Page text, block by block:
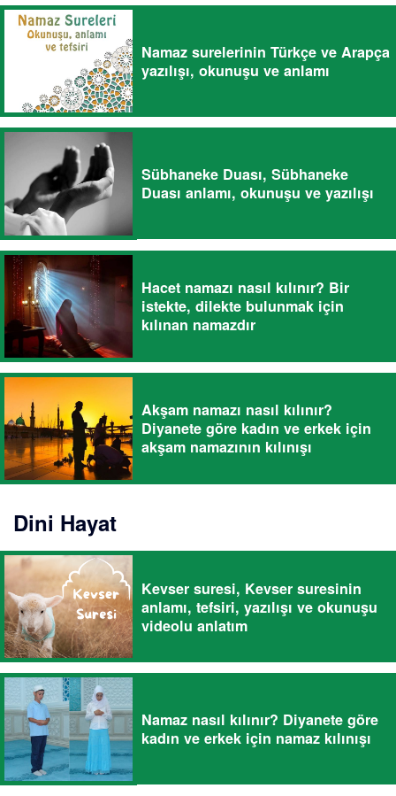
Namaz surelerinin Türkçe ve Arapça
yazılışı, okunuşu ve anlamı
Sübhaneke Duası, Sübhaneke
Duası anlamı, okunuşu ve yazılışı
Hacet namazı nasıl kılınır? Bir
istekte, dilekte bulunmak için
kılınan namazdır
Akşam namazı nasıl kılınır?
Diyanete göre kadın ve erkek için
akşam namazının kılınışı
Dini Hayat
Kevser suresi, Kevser suresinin
anlamı, tefsiri, yazılışı ve okunuşu
videolu anlatım
Namaz nasıl kılınır? Diyanete göre
kadın ve erkek için namaz kılınışı